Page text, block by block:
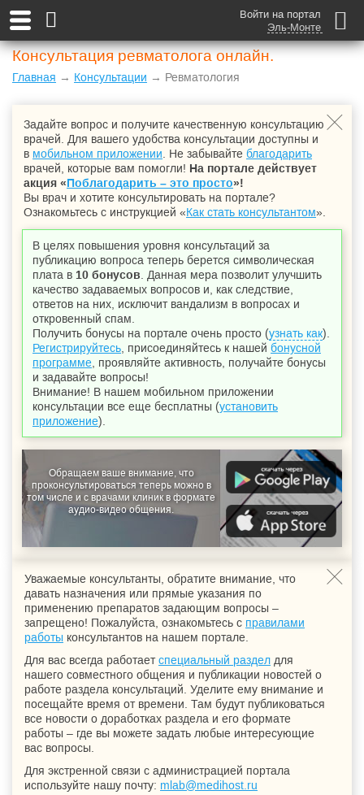
Войти на портал
Эль-Монте
Консультация ревматолога онлайн.
Главная → Консультации → Ревматология
Задайте вопрос и получите качественную консультацию
врачей. Для вашего удобства консультации доступны и
в мобильном приложении . Не забывайте благодарить
врачей, которые вам помогли! На портале действует
акция «Поблагодарить – это просто»!
Вы врач и хотите консультировать на портале?
Ознакомьтесь с инструкцией «Как стать консультантом».
В целях повышения уровня консультаций за
публикацию вопроса теперь берется символическая
плата в 10 бонусов . Данная мера позволит улучшить
качество задаваемых вопросов и, как следствие,
ответов на них, исключит вандализм в вопросах и
откровенный спам.
Получить бонусы на портале очень просто (узнать как).
Регистрируйтесь , присоединяйтесь к нашей бонусной
программе , проявляйте активность, получайте бонусы
и задавайте вопросы!
Внимание! В нашем мобильном приложении
консультации все еще бесплатны (установить
приложение).
Обращаем ваше внимание, что
проконсультироваться теперь можно в
том числе и с врачами клиник в формате
аудио-видео общения.
Уважаемые консультанты, обратите внимание, что
давать назначения или прямые указания по
применению препаратов задающим вопросы –
запрещено! Пожалуйста, ознакомьтесь с правилами
работы консультантов на нашем портале.
Для вас всегда работаетспециальный раздел для
нашего совместного общения и публикации новостей о
работе раздела консультаций. Уделите ему внимание и
посещайте время от времени. Там будут публиковаться
все новости о доработках раздела и его формате
работы – где вы можете задать любые интересующие
вас вопросы.
Для экстренной связи с администрацией портала
используйте нашу почту: mlab@medihost.ru